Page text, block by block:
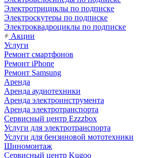
Электротрициклы по подписке
Электроскутеры по подписке
Электроквадроциклы по подписке
Акции
Услуги
Ремонт смартфонов
Ремонт iPhone
Ремонт Samsung
Аренда
Аренда аудиотехники
Аренда электроинструмента
Аренда электротранспорта
Сервисный центр Ezzzbox
Услуги для электротранспорта
Услуги для бензиновой мототехники
Шиномонтаж
Сервисный центр Kugoo